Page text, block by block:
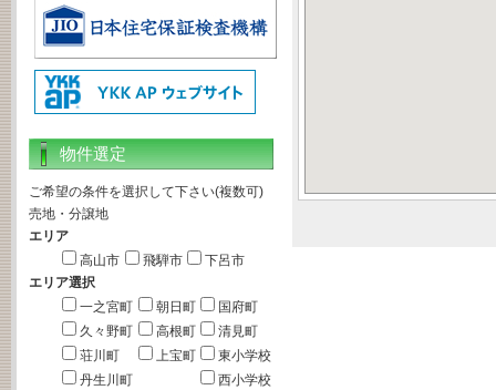
物件選定
ご希望の条件を選択して下さい(複数可)
売地・分譲地
エリア
高山市
飛騨市
下呂市
エリア選択
一之宮町
久々野町
朝日町
高根町
国府町
清見町
荘川町
丹生川町
上宝町
東小学校
西小学校